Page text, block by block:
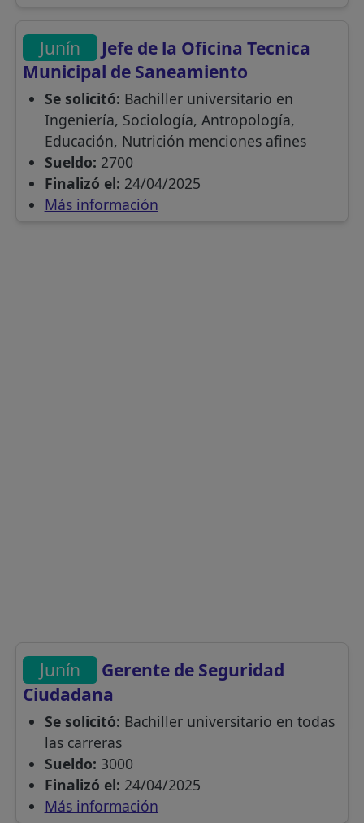
Junín
Jefe de la Oficina Tecnica
Municipal de Saneamiento
Se solicitó: Bachiller universitario en
Ingeniería, Sociología, Antropología,
Educación, Nutrición menciones afines
Sueldo: 2700
Finalizó el: 24/04/2025
Más información
Junín
Gerente de Seguridad
Ciudadana
Se solicitó: Bachiller universitario en todas
las carreras
Sueldo: 3000
Finalizó el: 24/04/2025
Más información